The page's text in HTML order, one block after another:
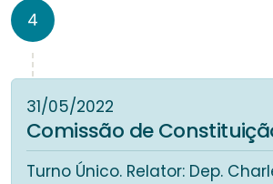
4
31/05/2022
Comissão de
Turno Único. Relator: Dep.